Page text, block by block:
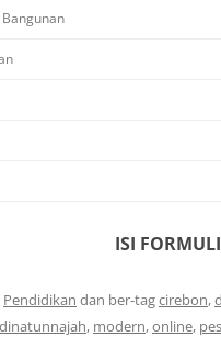
ISI
Pendidikan dan ber-tagcirebon,
, modern,online,